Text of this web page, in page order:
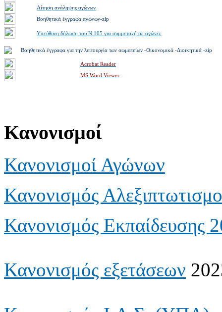
Αίτηση ανάληψης αγώνων
Βοηθητικά έγγραφα αγώνων-zip
Υπεύθυνη δήλωση του Ν.105 για συμμετοχή σε αγώνες
Βοηθητικά έγγραφα για την λειτουργία των σωματείων -Οικονομικά -Διοικητικά -zip
Acrobat Reader
MS Word Viewer
Κανονισμοί
Κανονισμοί Αγώνων
Κανονισμός
Κανονισμός Εκπαίδευσης
Κανονισμός εξετάσεων